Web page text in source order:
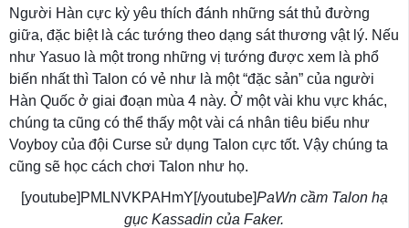
Người Hàn cực kỳ yêu thích đánh những sát thủ đường
giữa, đặc biệt là các tướng theo dạng sát thương vật lý. Nếu
như Yasuo là một trong những vị tướng được xem là phổ
biến nhất thì Talon có vẻ như là một “đặc sản” của người
Hàn Quốc ở giai đoạn mùa 4 này. Ở một vài khu vực khác,
chúng ta cũng có thể thấy một vài cá nhân tiêu biểu như
Voyboy của đội Curse sử dụng Talon cực tốt. Vậy chúng ta
cũng sẽ học cách chơi Talon như họ.
[youtube]PMLNVKPAHmY[/youtube]PaWn cầm Talon hạ
gục Kassadin của Faker.